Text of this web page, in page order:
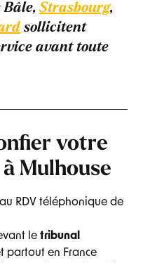
Bâle,Strasbourg,
sollicitent
avant toute
votre
Mulhouse
RDV téléphonique de
le tribunal
partout en France